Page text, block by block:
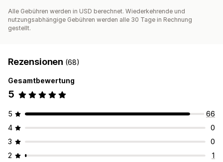
Alle Gebühren werden in USD berechnet. Wiederkehrende und
nutzungsabhängige Gebühren werden alle 30 Tage in Rechnung
gestellt.
Rezensionen (68)
Gesamtbewertung
5
5
66
4
0
3
0
2
1